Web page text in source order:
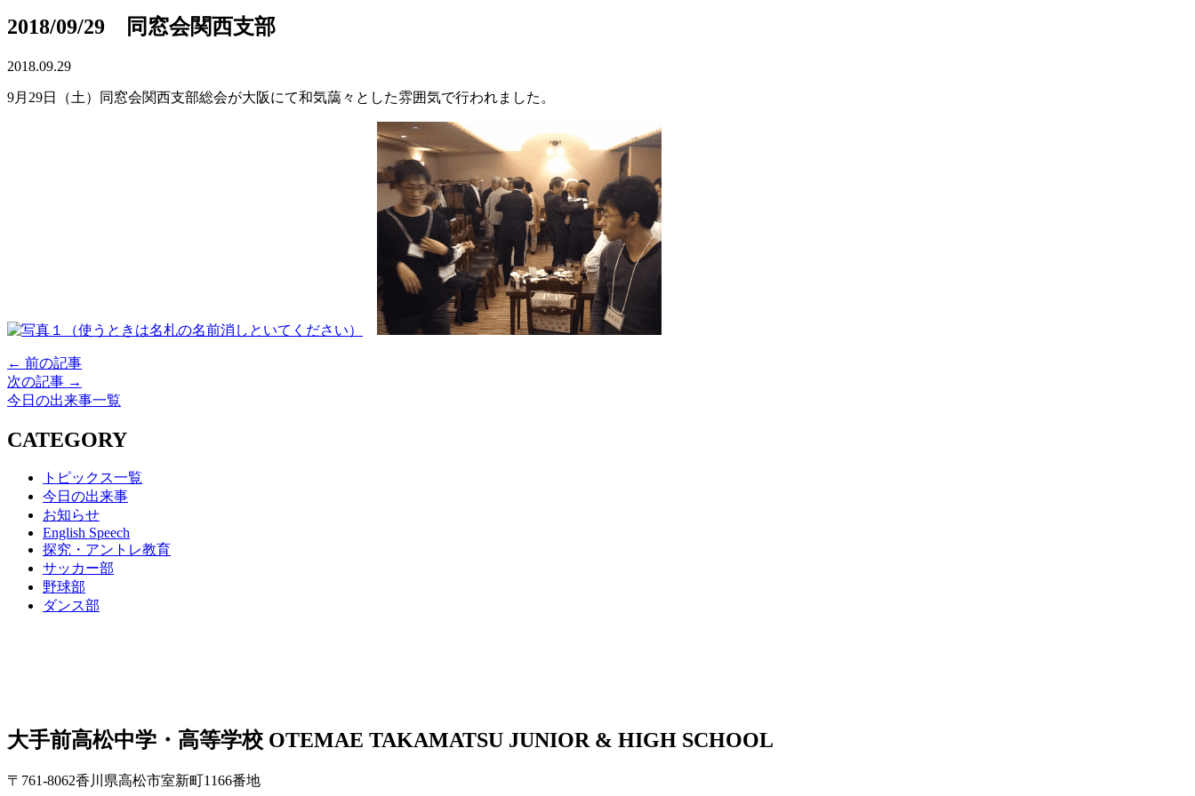
2018/09/29 同窓会関西支部
2018.09.29
9月29日（土）同窓会関西支部総会が大阪にて和気藹々とした雰囲気で行われました。
← 前の記事
次の記事 →
今日の出来事一覧
CATEGORY
トピックス一覧
今日の出来事
お知らせ
English Speech
探究・アントレ教育
サッカー部
野球部
ダンス部
大手前高松中学・高等学校 OTEMAE TAKAMATSU JUNIOR & HIGH SCHOOL
〒761-8062香川県高松市室新町1166番地